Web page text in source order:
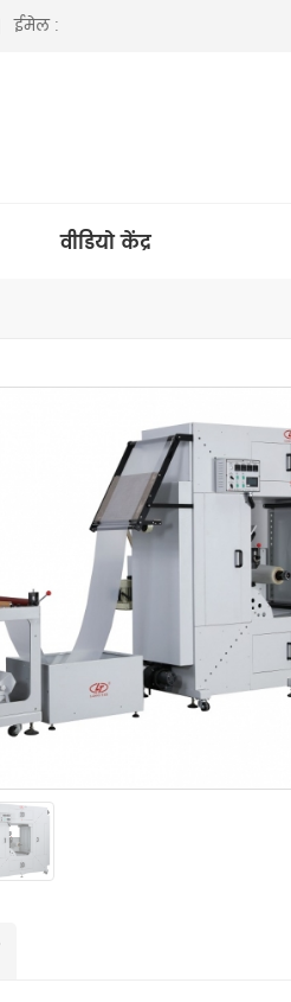
ईमेल :
वीडियो केंद्र